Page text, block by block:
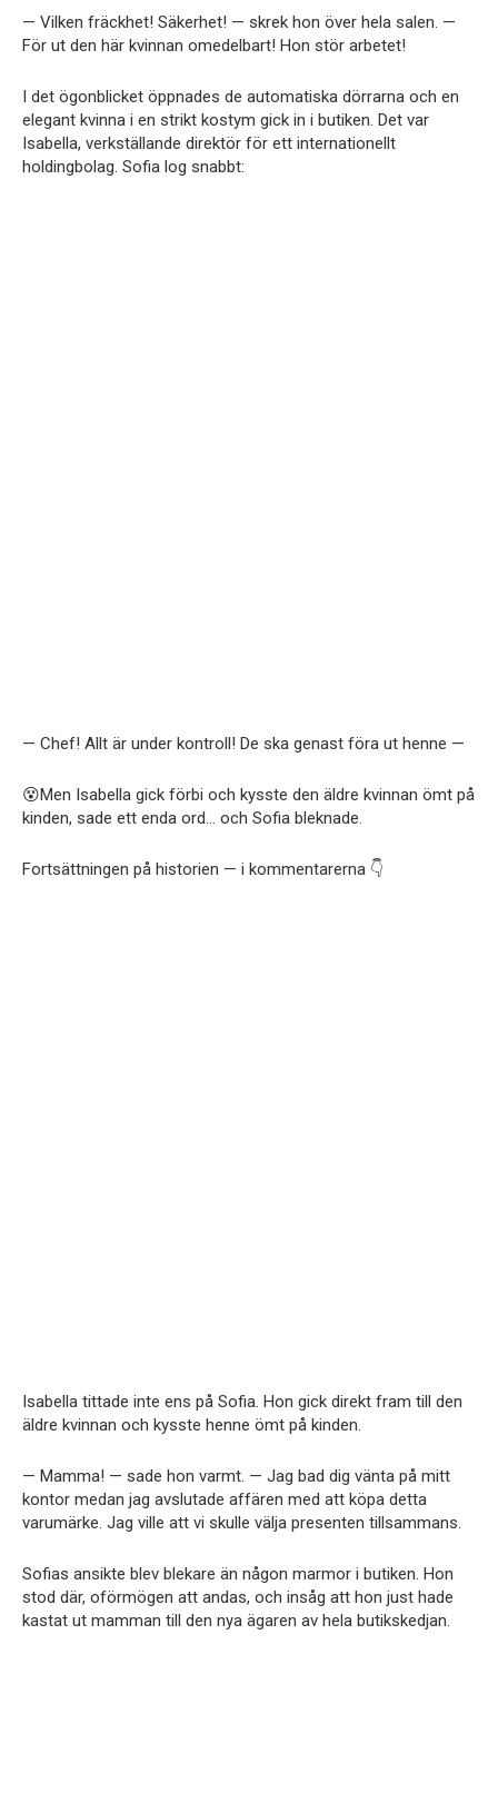
— Vilken fräckhet! Säkerhet! — skrek hon över hela salen. —
För ut den här kvinnan omedelbart! Hon stör arbetet!
I det ögonblicket öppnades de automatiska dörrarna och en
elegant kvinna i en strikt kostym gick in i butiken. Det var
Isabella, verkställande direktör för ett internationellt
holdingbolag. Sofia log snabbt:
— Chef! Allt är under kontroll! De ska genast föra ut henne —
😵Men Isabella gick förbi och kysste den äldre kvinnan ömt på
kinden, sade ett enda ord… och Sofia bleknade.
Fortsättningen på historien — i kommentarerna 👇
Isabella tittade inte ens på Sofia. Hon gick direkt fram till den
äldre kvinnan och kysste henne ömt på kinden.
— Mamma! — sade hon varmt. — Jag bad dig vänta på mitt
kontor medan jag avslutade affären med att köpa detta
varumärke. Jag ville att vi skulle välja presenten tillsammans.
Sofias ansikte blev blekare än någon marmor i butiken. Hon
stod där, oförmögen att andas, och insåg att hon just hade
kastat ut mamman till den nya ägaren av hela butikskedjan.